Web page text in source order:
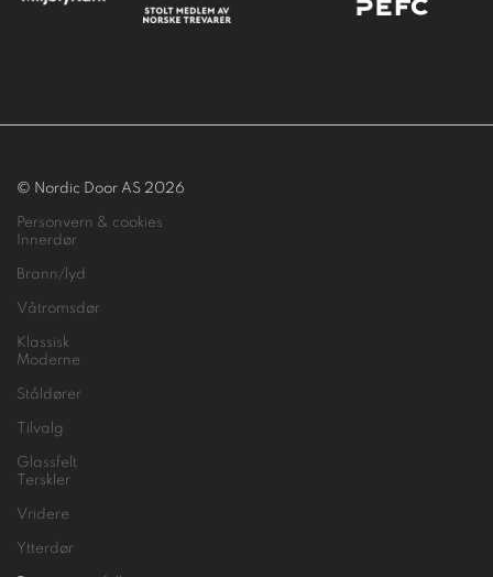
© Nordic Door AS 2026
Personvern & cookies
Innerdør
Brann/lyd
Våtromsdør
Klassisk
Moderne
Ståldører
Tilvalg
Glassfelt
Terskler
Vridere
Ytterdør